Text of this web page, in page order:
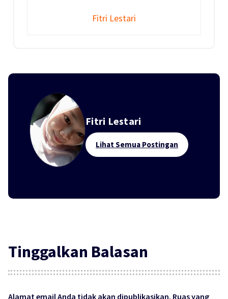
Fitri Lestari
Fitri Lestari
Lihat Semua Postingan
Tinggalkan Balasan
Alamat email Anda tidak akan dipublikasikan. Ruas yang